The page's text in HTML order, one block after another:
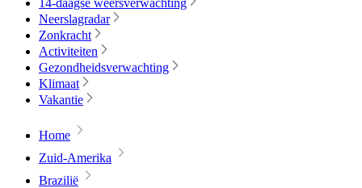
Neerslagradar
Zonkracht
Activiteiten
Gezondheidsverwachting
Klimaat
Vakantie
Home
Zuid-Amerika
Brazilië